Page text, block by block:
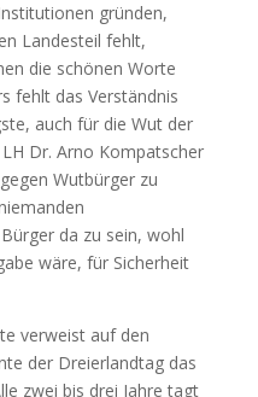
gründen,
Landesteil fehlt,
die schönen Worte
fehlt das Verständnis
auch für die Wut der
Dr. Arno Kompatscher
Wutbürger zu
da zu sein, wohl
wäre, für Sicherheit
verweist auf den
der Dreierlandtag das
zwei bis drei Jahre tagt